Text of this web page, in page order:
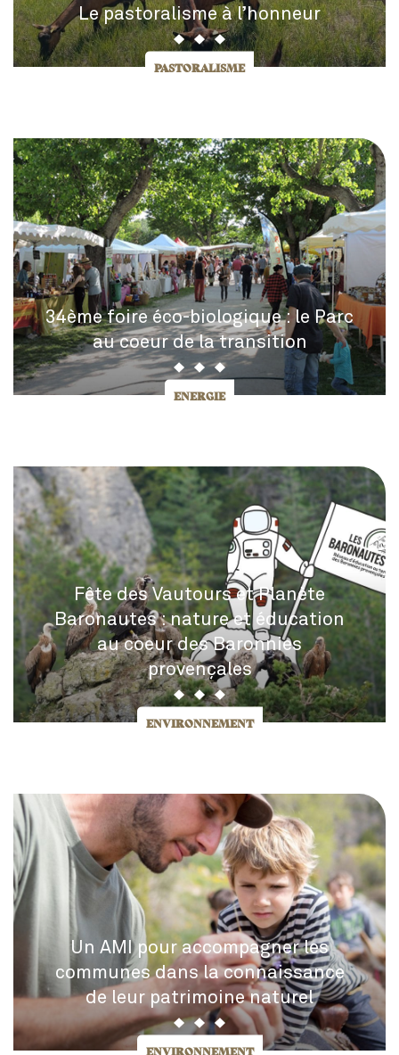
Le pastoralisme à l’honneur
PASTORALISME
34ème foire éco-biologique : le Parc
au coeur de la transition
ENERGIE
Fête des Vautours et Planète
Baronautes : nature et éducation
au coeur des Baronnies
provençales
ENVIRONNEMENT
Un AMI pour accompagner les
communes dans la connaissance
de leur patrimoine naturel
ENVIRONNEMENT